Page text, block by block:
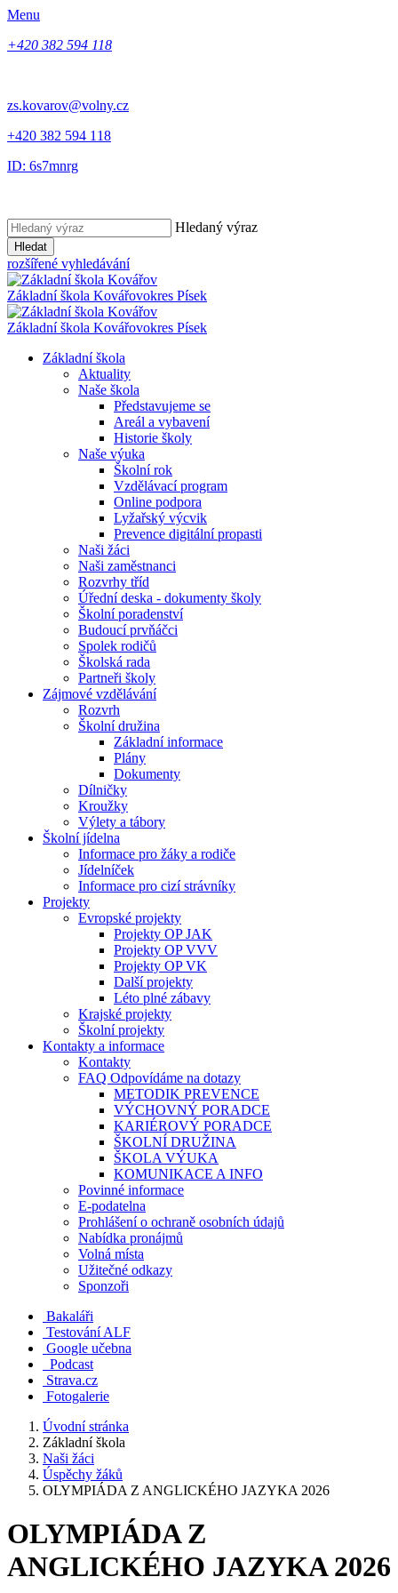
Menu
+420 382 594 118
zs.kovarov@volny.cz
+420 382 594 118
ID: 6s7mnrg
Hledaný výraz
Hledat
rozšířené vyhledávání
Základní škola Kovářovokres Písek
Základní škola Kovářovokres Písek
Základní škola
Aktuality
Naše škola
Představujeme se
Areál a vybavení
Historie školy
Naše výuka
Školní rok
Vzdělávací program
Online podpora
Lyžařský výcvik
Prevence digitální propasti
Naši žáci
Naši zaměstnanci
Rozvrhy tříd
Úřední deska - dokumenty školy
Školní poradenství
Budoucí prvňáčci
Spolek rodičů
Školská rada
Partneři školy
Zájmové vzdělávání
Rozvrh
Školní družina
Základní informace
Plány
Dokumenty
Dílničky
Kroužky
Výlety a tábory
Školní jídelna
Informace pro žáky a rodiče
Jídelníček
Informace pro cizí strávníky
Projekty
Evropské projekty
Projekty OP JAK
Projekty OP VVV
Projekty OP VK
Další projekty
Léto plné zábavy
Krajské projekty
Školní projekty
Kontakty a informace
Kontakty
FAQ Odpovídáme na dotazy
METODIK PREVENCE
VÝCHOVNÝ PORADCE
KARIÉROVÝ PORADCE
ŠKOLNÍ DRUŽINA
ŠKOLA VÝUKA
KOMUNIKACE A INFO
Povinné informace
E-podatelna
Prohlášení o ochraně osobních údajů
Nabídka pronájmů
Volná místa
Užitečné odkazy
Sponzoři
Bakaláři
Testování ALF
Google učebna
Podcast
Strava.cz
Fotogalerie
Úvodní stránka
Základní škola
Naši žáci
Úspěchy žáků
OLYMPIÁDA Z ANGLICKÉHO JAZYKA 2026
OLYMPIÁDA Z
ANGLICKÉHO JAZYKA 2026